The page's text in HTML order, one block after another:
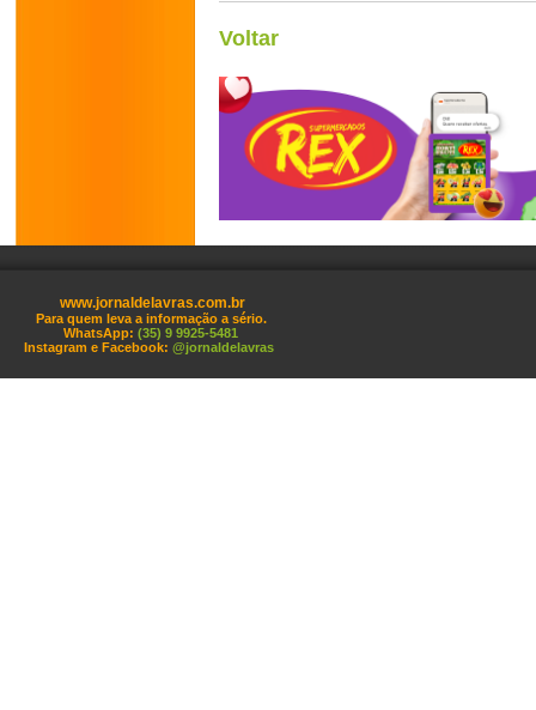
Voltar
www.jornaldelavras.com.br
Para quem leva a informação a sério.
WhatsApp: (35) 9 9925-5481
Instagram e Facebook: @jornaldelavras